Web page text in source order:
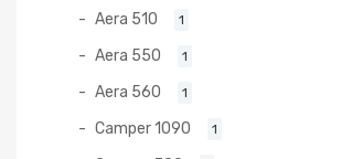
Aera 510 1
Aera 550 1
Aera 560 1
Camper 1090 1